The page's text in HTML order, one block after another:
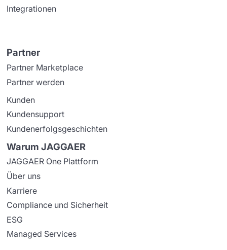
Integrationen
Partner
Partner Marketplace
Partner werden
Kunden
Kundensupport
Kundenerfolgsgeschichten
Warum JAGGAER
JAGGAER One Plattform
Über uns
Karriere
Compliance und Sicherheit
ESG
Managed Services